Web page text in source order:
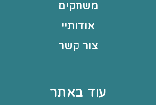
משחקים
אודותיי
צור קשר
עוד באתר